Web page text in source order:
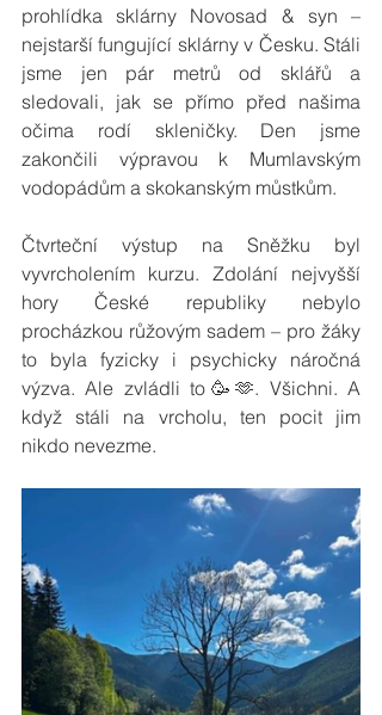
prohlídka sklárny Novosad & syn –
nejstarší fungující sklárny v Česku. Stáli
jsme jen pár metrů od sklářů a
sledovali, jak se přímo před našima
očima rodí skleničky. Den jsme
zakončili výpravou k Mumlavským
vodopádům a skokanským můstkům.
Čtvrteční výstup na Sněžku byl
vyvrcholením kurzu. Zdolání nejvyšší
hory České republiky nebylo
procházkou růžovým sadem – pro žáky
to byla fyzicky i psychicky náročná
výzva. Ale zvládli to🥳🫶. Všichni. A
když stáli na vrcholu, ten pocit jim
nikdo nevezme.